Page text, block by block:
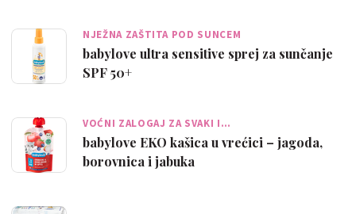
NJEŽNA ZAŠTITA POD SUNCEM
babylove ultra sensitive sprej za sunčanje
SPF 50+
VOĆNI ZALOGAJ ZA SVAKI I…
babylove EKO kašica u vrećici – jagoda,
borovnica i jabuka